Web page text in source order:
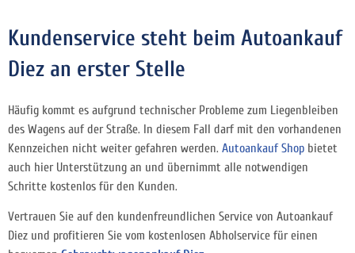
Kundenservice steht beim Autoankauf
Diez an erster Stelle
Häufig kommt es aufgrund technischer Probleme zum Liegenbleiben
des Wagens auf der Straße. In diesem Fall darf mit den vorhandenen
Kennzeichen nicht weiter gefahren werden. Autoankauf Shop bietet
auch hier Unterstützung an und übernimmt alle notwendigen
Schritte kostenlos für den Kunden.
Vertrauen Sie auf den kundenfreundlichen Service von Autoankauf
Diez und profitieren Sie vom kostenlosen Abholservice für einen